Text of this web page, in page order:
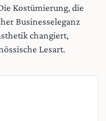
Kostümierung, die
Businesseleganz
changiert,
Lesart.